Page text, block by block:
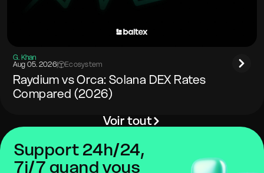
G. Khan
Aug 05. 2026| Ecosystem
Raydium vs Orca: Solana DEX Rates
Compared (2026)
Voir tout
Support 24h/24,
7j/7 quand vous